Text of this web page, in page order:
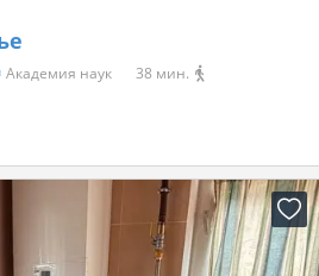
Академия наук
38 мин.